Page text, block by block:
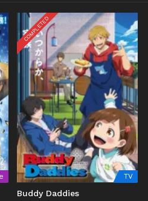
COMPLETED
TV
Buddy Daddies